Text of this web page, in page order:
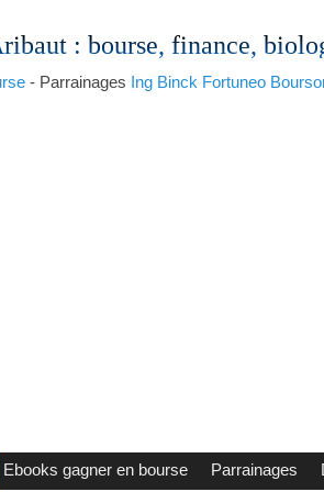
: bourse, finance,
- Parrainages Ing Binck Fortuneo
Ebooks gagner en bourse Parrainages